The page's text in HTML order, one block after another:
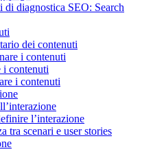
di diagnostica SEO: Search
dei contenuti
i contenuti
i contenuti
i contenuti
l’interazione
tra scenari e user stories